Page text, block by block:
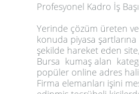
Profesyonel Kadro İş
Yerinde çözüm üreten
konuda piyasa şartlarına
şekilde hareket eden site,
Bursa kumaş alan
popüler online adres
Firma elemanları işini